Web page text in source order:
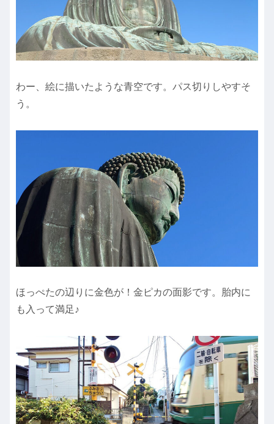
わー、絵に描いたような青空です。パス切りしやすそ
う。
ほっぺたの辺りに金色が！金ピカの面影です。胎内に
も入って満足♪